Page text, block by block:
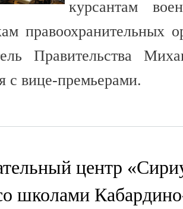
курсантам
правоохранительных
Правительства
с вице-премьерами.
центр
школами